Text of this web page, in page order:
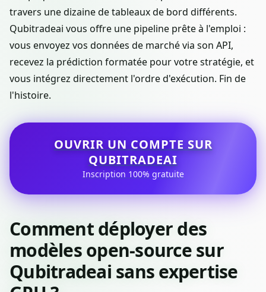
travers une dizaine de tableaux de bord différents.
Qubitradeai vous offre une pipeline prête à l'emploi :
vous envoyez vos données de marché via son API,
recevez la prédiction formatée pour votre stratégie, et
vous intégrez directement l'ordre d'exécution. Fin de
l'histoire.
OUVRIR UN COMPTE SUR
QUBITRADEAI
Inscription 100% gratuite
Comment déployer des
modèles open-source sur
Qubitradeai sans expertise